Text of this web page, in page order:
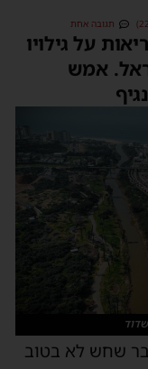
תגובה אחת
על גילויו
אמש
שחש לא בטוב